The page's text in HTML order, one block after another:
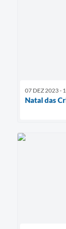
07 DEZ 2023 -
Natal das